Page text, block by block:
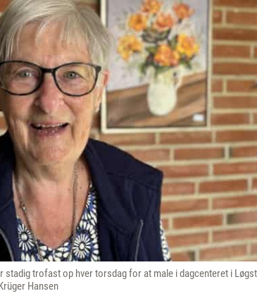
stadig trofast op hver torsdag for at male i dagcenteret i
Hansen